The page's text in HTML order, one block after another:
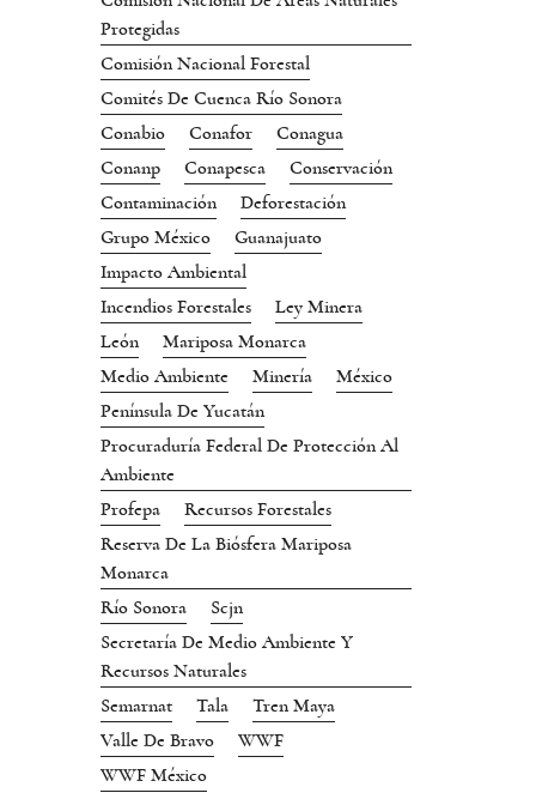
Protegidas
Comisión Nacional Forestal
Comités De Cuenca Río Sonora
Conabio
Conafor
Conagua
Conanp
Conapesca
Conservación
Contaminación
Deforestación
Grupo México
Guanajuato
Impacto Ambiental
Incendios Forestales
Ley Minera
León
Mariposa Monarca
Medio Ambiente
Minería
México
Península De Yucatán
Procuraduría Federal De Protección Al
Ambiente
Profepa
Recursos Forestales
Reserva De La Biósfera Mariposa
Monarca
Río Sonora
Scjn
Secretaría De Medio Ambiente Y
Recursos Naturales
Semarnat
Tala
Tren Maya
Valle De Bravo
WWF
WWF México